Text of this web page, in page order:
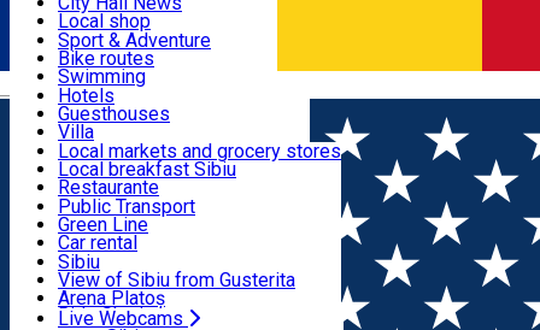
Română
Accommodation
Food, Drinks & Nightlife
Transport & Parking
Live Webcams
Museums
Churches
Parks, Zoo
County of Sibiu
Local shop
Sibiu artisans
Sibiul Verde
Public services
Education
How do I get to Sibiu
Tourist Info
Tour Guides
Guided tours
Publicații locale
Beauty salons
Sport & Adventure
Bike routes
Swimming
Riding
Indoor activities
Loc de joacă indoor
Loc de joacă outdoor
Ski
Ice skating
Yoga
Hotels
Guesthouses
Villa
Hostels
Motel
Camping
Renting rooms
Rooms for rent
Accommodation outside Sibiu
Local markets and grocery stores
Local breakfast Sibiu
Restaurante
Pizza
Fast Food
Coffee
Sweets
Pub, Bar
Night clubs
Bakeries
Public Transport
Green Line
Car rental
Rent a bike
Scooter rentals
Taxi
Ride Sharing
Sibiu
View of Sibiu from Gusterita
Arena Platoș
Live Webcams